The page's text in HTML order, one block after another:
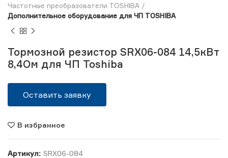
Частотные преобразователи TOSHIBA
Дополнительное оборудование для ЧП TOSHIBA
Тормозной резистор SRX06-084 14,5кВт
8,4Ом для ЧП Toshiba
Оставить заявку
В избранное
Артикул: SRX06-084